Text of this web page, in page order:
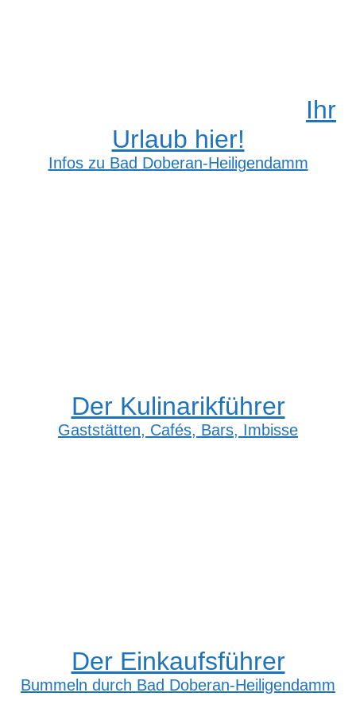
Ihr
Urlaub hier!
Infos zu Bad Doberan-Heiligendamm
Der Kulinarikführer
Gaststätten, Cafés, Bars, Imbisse
Der Einkaufsführer
Bummeln durch Bad Doberan-Heiligendamm